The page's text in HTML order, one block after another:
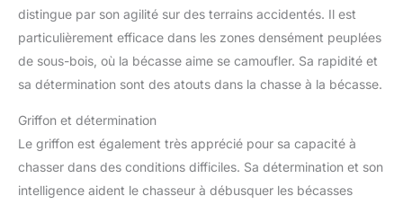
distingue par son agilité sur des terrains accidentés. Il est
particulièrement efficace dans les zones densément peuplées
de sous-bois, où la bécasse aime se camoufler. Sa rapidité et
sa détermination sont des atouts dans la chasse à la bécasse.
Griffon et détermination
Le griffon est également très apprécié pour sa capacité à
chasser dans des conditions difficiles. Sa détermination et son
intelligence aident le chasseur à débusquer les bécasses